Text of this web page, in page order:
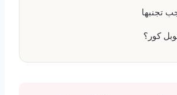
تجنبها
كور؟